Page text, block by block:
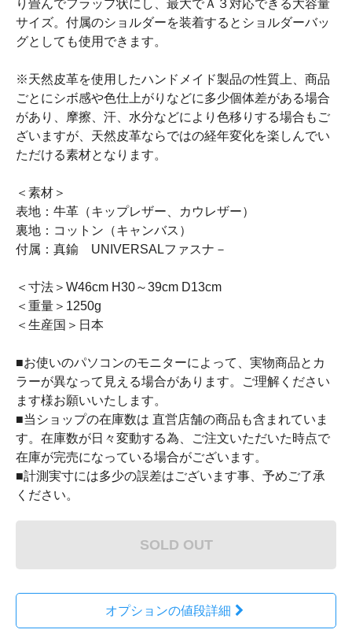
り畳んでフラップ状にし、最大でＡ３対応できる大容量
サイズ。付属のショルダーを装着するとショルダーバッ
グとしても使用できます。
※天然皮革を使用したハンドメイド製品の性質上、商品
ごとにシボ感や色仕上がりなどに多少個体差がある場合
があり、摩擦、汗、水分などにより色移りする場合もご
ざいますが、天然皮革ならではの経年変化を楽しんでい
ただける素材となります。
＜素材＞
表地：牛革（キップレザー、カウレザー）
裏地：コットン（キャンバス）
付属：真鍮 UNIVERSALファスナ－
＜寸法＞W46cm H30～39cm D13cm
＜重量＞1250g
＜生産国＞日本
■お使いのパソコンのモニターによって、実物商品とカ
ラーが異なって見える場合があります。ご理解ください
ます様お願いいたします。
■当ショップの在庫数は 直営店舗の商品も含まれていま
す。在庫数が日々変動する為、ご注文いただいた時点で
在庫が完売になっている場合がございます。
■計測実寸には多少の誤差はございます事、予めご了承
ください。
SOLD OUT
オプションの値段詳細